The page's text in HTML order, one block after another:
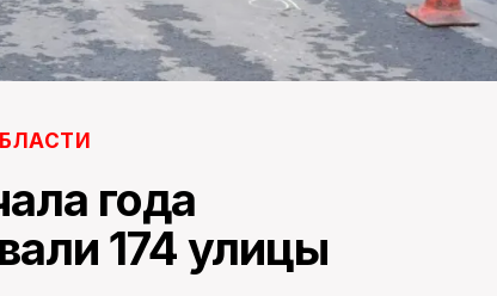
года
174 улицы